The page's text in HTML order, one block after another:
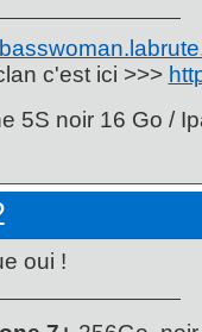
c'est ici >>>
5S noir 16 Go /
oui !